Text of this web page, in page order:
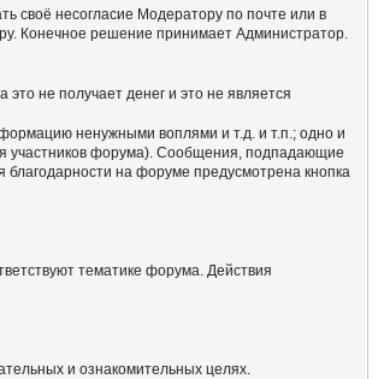
своё несогласие Модератору по почте или в
Конечное решение принимает Администратор.
не получает денег и это не является
ненужными воплями и т.д. и т.п.; одно и
участников форума). Сообщения, подпадающие
на форуме предусмотрена кнопка
тематике форума. Действия
и ознакомительных целях.